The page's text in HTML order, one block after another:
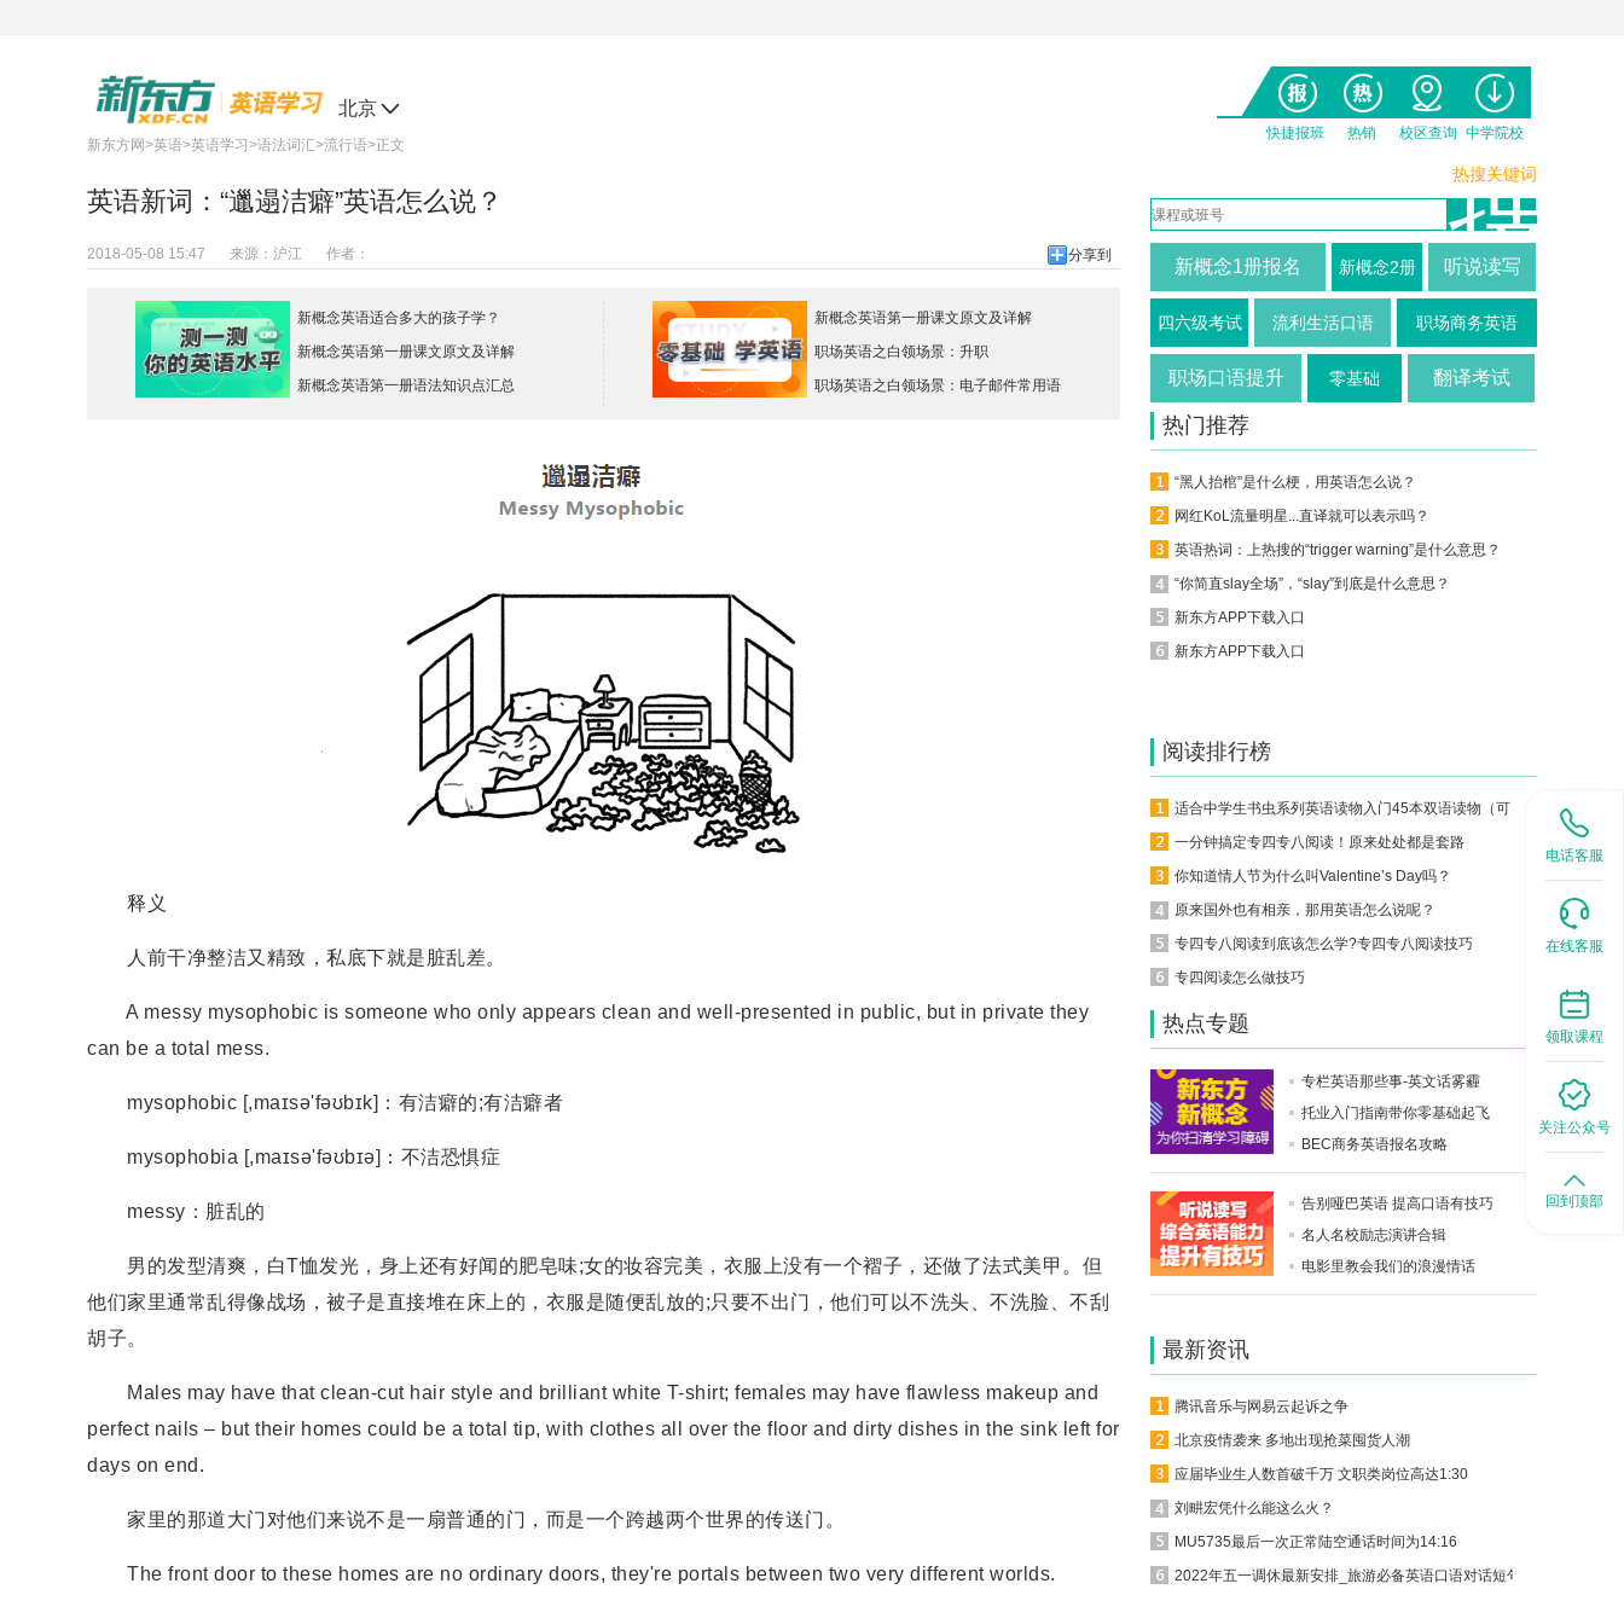
北京
快捷报班 热销 校区查询 中学院校
新东方网>英语>英语学习 >语法词汇>流行语>正文
英语新词：“邋遢洁癖”英语怎么说？
2018-05-08 15:47 来源： 沪江 作者： 分享到
新概念英语适合多大的孩子学？
新概念英语第一册课文原文及详解
新概念英语第一册语法知识点汇总
新概念英语第一册课文原文及详解
职场英语之白领场景：升职
职场英语之白领场景：电子邮件常用语
释义
人前干净整洁又精致，私底下就是脏乱差。
A messy mysophobic is someone who only appears clean and well-presented in public, but in private they
can be a total mess.
mysophobic [,maɪsə'fəʊbɪk]：有洁癖的;有洁癖者
mysophobia [,maɪsə'fəʊbɪə]：不洁恐惧症
messy：脏乱的
男的发型清爽，白T恤发光，身上还有好闻的肥皂味;女的妆容完美，衣服上没有一个褶子，还做了法式美甲。但
他们家里通常乱得像战场，被子是直接堆在床上的，衣服是随便乱放的;只要不出门，他们可以不洗头、不洗脸、不刮
胡子。
Males may have that clean-cut hair style and brilliant white T-shirt; females may have flawless makeup and
perfect nails – but their homes could be a total tip, with clothes all over the floor and dirty dishes in the sink left for
days on end.
家里的那道大门对他们来说不是一扇普通的门，而是一个跨越两个世界的传送门。
The front door to these homes are no ordinary doors, they're portals between two very different worlds.
热搜关键词
新概念1册报名 新概念2册 听说读写
四六级考试 流利生活口语 职场商务英语
职场口语提升 零基础 翻译考试
热门推荐
“黑人抬棺”是什么梗，用英语怎么说？
网红KoL流量明星...直译就可以表示吗？
英语热词：上热搜的“trigger warning”是什么意思？
“你简直slay全场”，“slay”到底是什么意思？
新东方APP下载入口
新东方APP下载入口
阅读排行榜
一分钟搞定专四专八阅读！原来处处都是套路
你知道情人节为什么叫Valentine’s Day吗？
原来国外也有相亲，那用英语怎么说呢？
专四专八阅读到底该怎么学?专四专八阅读技巧
专四阅读怎么做技巧
热点专题
专栏英语那些事-英文话雾霾
托业入门指南带你零基础起飞
BEC商务英语报名攻略
告别哑巴英语 提高口语有技巧
名人名校励志演讲合辑
电影里教会我们的浪漫情话
最新资讯
腾讯音乐与网易云起诉之争
北京疫情袭来 多地出现抢菜囤货人潮
应届毕业生人数首破千万 文职类岗位高达1:30
刘畊宏凭什么能这么火？
MU5735最后一次正常陆空通话时间为14:16
2022年五一调休最新安排_旅游必备英语口语对话短句
电话客服
在线客服
领取课程
关注公众号
回到顶部